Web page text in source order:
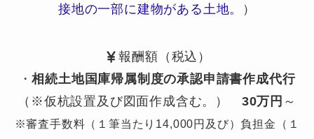
接地の一部に建物がある土地。
）
報酬額（税込）
・相続土地国庫帰属制度の承認申請書作成代行
（※仮杭設置及び図面作成含む。） 30万円 ～
※審査手数料（１筆当たり14,000円及び）負担金（１